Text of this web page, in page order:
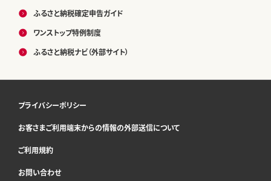
ふるさと納税確定申告ガイド
ワンストップ特例制度
ふるさと納税ナビ（外部サイト）
プライバシーポリシー
お客さまご利用端末からの情報の外部送信について
ご利用規約
お問い合わせ